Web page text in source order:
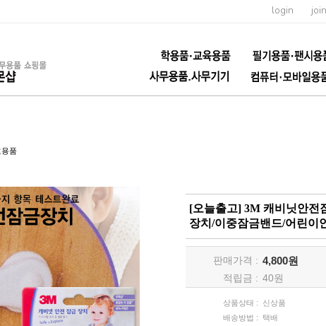
login join
품
[오늘출고] 3M 캐비닛안전
장치/이중잠금밴드/어린이
판매가격 : 4,800원
적립금 : 40원
상품상태 :
신상품
배송방법 :
택배